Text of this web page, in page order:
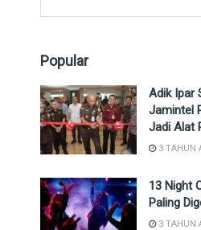
Popular
Adik Ipar
Jamintel
Jadi Alat
3 TAHUN
13 Night
Paling
3 TAHUN